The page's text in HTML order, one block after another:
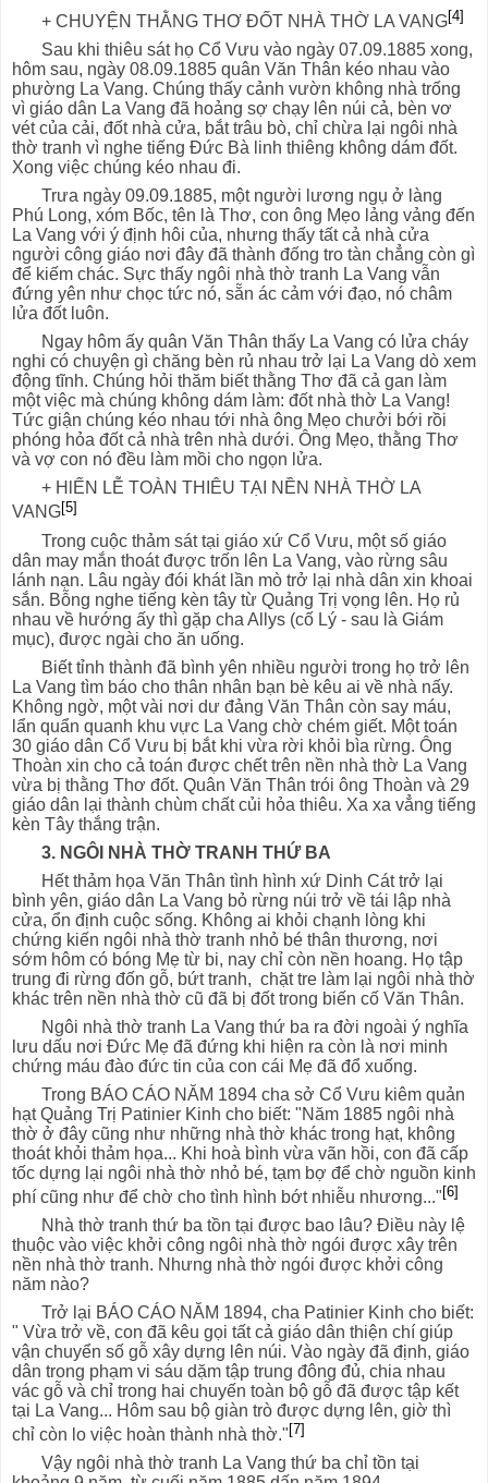
+ CHUYỆN THẰNG THƠ ĐỐT NHÀ THỜ LA VANG[4]
Sau khi thiêu sát họ Cổ Vưu vào ngày 07.09.1885 xong,
hôm sau, ngày 08.09.1885 quân Văn Thân kéo nhau vào
phường La Vang. Chúng thấy cảnh vườn không nhà trống
vì giáo dân La Vang đã hoảng sợ chạy lên núi cả, bèn vơ
vét của cải, đốt nhà cửa, bắt trâu bò, chỉ chừa lại ngôi nhà
thờ tranh vì nghe tiếng Đức Bà linh thiêng không dám đốt.
Xong việc chúng kéo nhau đi.
Trưa ngày 09.09.1885, một người lương ngụ ở làng
Phú Long, xóm Bốc, tên là Thơ, con ông Mẹo lảng vảng đến
La Vang với ý định hôi của, nhưng thấy tất cả nhà cửa
người công giáo nơi đây đã thành đống tro tàn chẳng còn gì
để kiếm chác. Sực thấy ngôi nhà thờ tranh La Vang vẫn
đứng yên như chọc tức nó, sẵn ác cảm với đạo, nó châm
lửa đốt luôn.
Ngay hôm ấy quân Văn Thân thấy La Vang có lửa cháy
nghi có chuyện gì chăng bèn rủ nhau trở lại La Vang dò xem
động tĩnh. Chúng hỏi thăm biết thằng Thơ đã cả gan làm
một việc mà chúng không dám làm: đốt nhà thờ La Vang!
Tức giận chúng kéo nhau tới nhà ông Mẹo chưởi bới rồi
phóng hỏa đốt cả nhà trên nhà dưới. Ông Mẹo, thằng Thơ
và vợ con nó đều làm mồi cho ngọn lửa.
+ HlẾN LỄ TOÀN THIÊU TẠI NỀN NHÀ THỜ LA
VANG[5]
Trong cuộc thảm sát tại giáo xứ Cổ Vưu, một số giáo
dân may mắn thoát được trốn lên La Vang, vào rừng sâu
lánh nạn. Lâu ngày đói khát lần mò trở lại nhà dân xin khoai
sắn. Bỗng nghe tiếng kèn tây từ Quảng Trị vọng lên. Họ rủ
nhau về hướng ấy thì gặp cha Allys (cố Lý - sau là Giám
mục), được ngài cho ăn uống.
Biết tỉnh thành đã bình yên nhiều người trong họ trở lên
La Vang tìm báo cho thân nhân bạn bè kêu ai về nhà nấy.
Không ngờ, một vài nơi dư đảng Văn Thân còn say máu,
lẩn quẩn quanh khu vực La Vang chờ chém giết. Một toán
30 giáo dân Cổ Vưu bị bắt khi vừa rời khỏi bìa rừng. Ông
Thoàn xin cho cả toán được chết trên nền nhà thờ La Vang
vừa bị thằng Thơ đốt. Quân Văn Thân trói ông Thoàn và 29
giáo dân lại thành chùm chất củi hỏa thiêu. Xa xa vẳng tiếng
kèn Tây thắng trận.
3. NGÔI NHÀ THỜ TRANH THỨ BA
Hết thảm họa Văn Thân tình hình xứ Dinh Cát trở lại
bình yên, giáo dân La Vang bỏ rừng núi trở về tái lập nhà
cửa, ổn định cuộc sống. Không ai khỏi chạnh lòng khi
chứng kiến ngôi nhà thờ tranh nhỏ bé thân thương, nơi
sớm hôm có bóng Mẹ từ bi, nay chỉ còn nền hoang. Họ tập
trung đi rừng đốn gỗ, bứt tranh, chặt tre làm lại ngôi nhà thờ
khác trên nền nhà thờ cũ đã bị đốt trong biến cố Văn Thân.
Ngôi nhà thờ tranh La Vang thứ ba ra đời ngoài ý nghĩa
lưu dấu nơi Đức Mẹ đã đứng khi hiện ra còn là nơi minh
chứng máu đào đức tin của con cái Mẹ đã đổ xuống.
Trong BÁO CÁO NĂM 1894 cha sở Cổ Vưu kiêm quản
hạt Quảng Trị Patinier Kinh cho biết: "Năm 1885 ngôi nhà
thờ ở đây cũng như những nhà thờ khác trong hạt, không
thoát khỏi thảm họa... Khi hoà bình vừa vãn hồi, con đã cấp
tốc dựng lại ngôi nhà thờ nhỏ bé, tạm bợ để chờ nguồn kinh
phí cũng như để chờ cho tình hình bớt nhiễu nhương..." [6]
Nhà thờ tranh thứ ba tồn tại được bao lâu? Điều này lệ
thuộc vào việc khởi công ngôi nhà thờ ngói được xây trên
nền nhà thờ tranh. Nhưng nhà thờ ngói được khởi công
năm nào?
Trở lại BÁO CÁO NĂM 1894, cha Patinier Kinh cho biết:
" Vừa trở về, con đã kêu gọi tất cả giáo dân thiện chí giúp
vận chuyển số gỗ xây dựng lên núi. Vào ngày đã định, giáo
dân trong phạm vi sáu dặm tập trung đông đủ, chia nhau
vác gỗ và chỉ trong hai chuyến toàn bộ gỗ đã được tập kết
tại La Vang... Hôm sau bộ giàn trò được dựng lên, giờ thì
chỉ còn lo việc hoàn thành nhà thờ." [7]
Vậy ngôi nhà thờ tranh La Vang thứ ba chỉ tồn tại